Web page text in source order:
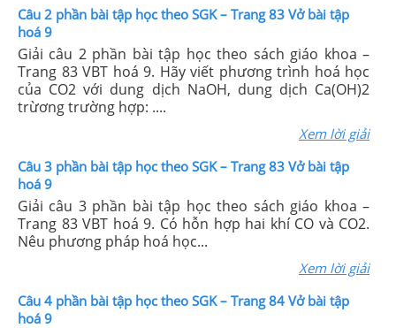
Câu 2 phần bài tập học theo SGK – Trang 83 Vở bài tập
hoá 9
Giải câu 2 phần bài tập học theo sách giáo khoa –
Trang 83 VBT hoá 9. Hãy viết phương trình hoá học
của CO2 với dung dịch NaOH, dung dịch Ca(OH)2
trừơng trường hợp: ....
Xem lời giải
Câu 3 phần bài tập học theo SGK – Trang 83 Vở bài tập
hoá 9
Giải câu 3 phần bài tập học theo sách giáo khoa –
Trang 83 VBT hoá 9. Có hỗn hợp hai khí CO và CO2.
Nêu phương pháp hoá học...
Xem lời giải
Câu 4 phần bài tập học theo SGK – Trang 84 Vở bài tập
hoá 9